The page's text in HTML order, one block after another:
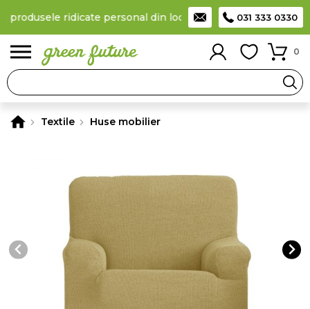
produsele ridicate personal din locker Taxă de livrare 11,99
031 333 0330
0
Textile Huse mobilier